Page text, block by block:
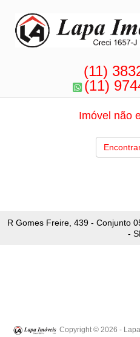
(11)
(11)
Imóvel não
R Gomes Freire, 439 - Conjunto
-
Copyright © 2026 -